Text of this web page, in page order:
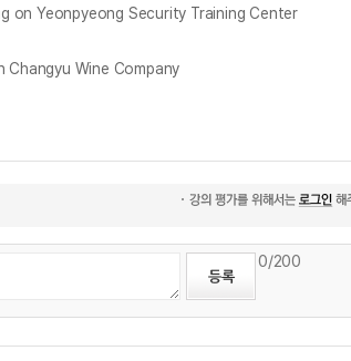
on Yeonpyeong Security Training Center
Changyu Wine Company
0/200